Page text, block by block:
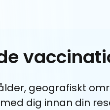
geografiskt
dig innan din